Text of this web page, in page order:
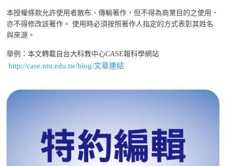
本授權條款允許使用者散布、傳輸著作，但不得為商業目的之使用，
亦不得修改該著作。 使用時必須按照著作人指定的方式表彰其姓名
與來源。
舉例：本文轉載自台大科教中心CASE報科學網站
http://case.ntu.edu.tw/blog/文章連結